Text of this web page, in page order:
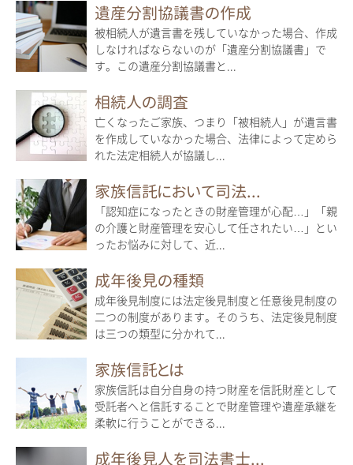
遺産分割協議書の作成
被相続人が遺言書を残していなかった場合、作成
しなければならないのが「遺産分割協議書」で
す。この遺産分割協議書と...
相続人の調査
亡くなったご家族、つまり「被相続人」が遺言書
を作成していなかった場合、法律によって定めら
れた法定相続人が協議し...
家族信託において司法...
「認知症になったときの財産管理が心配…」「親
の介護と財産管理を安心して任されたい…」とい
ったお悩みに対して、近...
成年後見の種類
成年後見制度には法定後見制度と任意後見制度の
二つの制度があります。そのうち、法定後見制度
は三つの類型に分かれて...
家族信託とは
家族信託は自分自身の持つ財産を信託財産として
受託者へと信託することで財産管理や遺産承継を
柔軟に行うことができる...
成年後見人を司法書士...